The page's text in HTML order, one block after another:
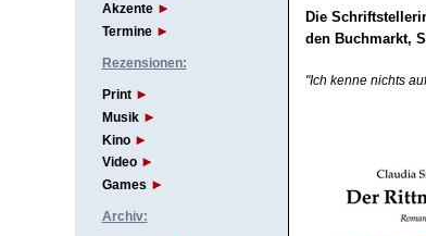
Akzente
Termine
Rezensionen:
Print
Musik
Kino
Video
Games
Archiv:
Die
den Buchmarkt,
"Ich kenne nichts